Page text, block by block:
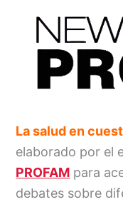
La salud en
elaborado por el
PROFAM para
debates sobre